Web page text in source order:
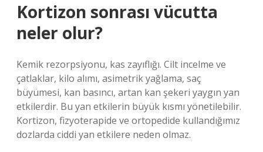
Kortizon sonrası vücutta
neler olur?
Kemik rezorpsiyonu, kas zayıflığı. Cilt incelme ve
çatlaklar, kilo alımı, asimetrik yağlama, saç
büyümesi, kan basıncı, artan kan şekeri yaygın yan
etkilerdir. Bu yan etkilerin büyük kısmı yönetilebilir.
Kortizon, fizyoterapide ve ortopedide kullandığımız
dozlarda ciddi yan etkilere neden olmaz.